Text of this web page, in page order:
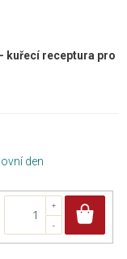
kuřecí receptura pro
den